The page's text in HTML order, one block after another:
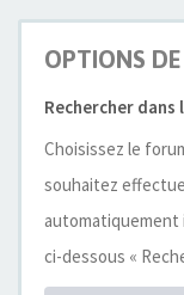
OPTIONS DE
Rechercher dans
Choisissez le
souhaitez
automatiquement
ci-dessous «